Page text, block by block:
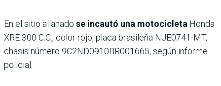
En el sitio allanado se incautó una motocicleta Honda
XRE 300 C.C., color rojo, placa brasileña NJE0741-MT,
chasis número 9C2ND0910BR001665, según informe
policial.